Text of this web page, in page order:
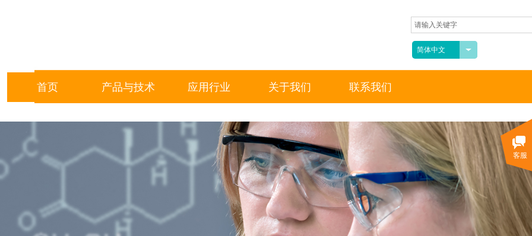
+ 86-020-3834-3089
周一至周五 8:30-17:30
首页 产品与技术 应用行业 关于我们 联系我们
简体中文
客服